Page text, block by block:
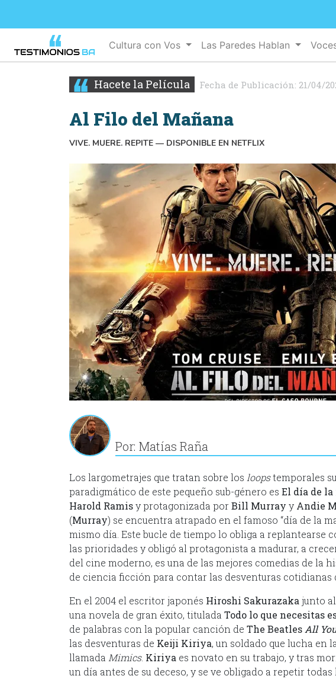
Cultura con Vos Las Paredes Hablan
Hacete la Película Fecha de Publicación: 21/04/
Al Filo del Mañana
VIVE. MUERE. REPITE — DISPONIBLE EN NETFLIX
Por: Matías Raña
Los largometrajes que tratan sobre los loopstemporales
paradigmático de este pequeño sub-género es El día de
Harold Ramisy protagonizada porBill Murray y Andie
(Murray) se encuentra atrapado en el famoso “día de la
mismo día. Este bucle de tiempo lo obliga a replantearse
las prioridades y obligó al protagonista a madurar, a
del cine moderno, es una de las mejores comedias de la
de ciencia ficción para contar las desventuras cotidianas
En el 2004 el escritor japonés Hiroshi Sakurazaka junto
una novela de gran éxito, titulada Todo lo que necesitas
de palabras con la popular canción de The Beatles All
las desventuras de Keiji Kiriya, un soldado que lucha en
llamada Mimics. Kiriya es novato en su trabajo, y tras
un día antes de su deceso, y se ve obligado a repetir